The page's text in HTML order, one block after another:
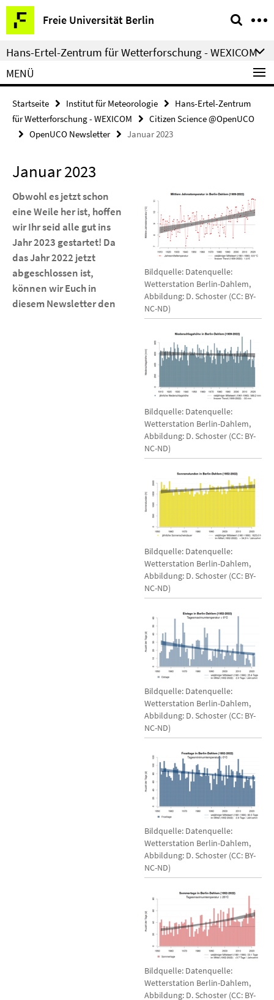
Springe
direkt
zu
Inhalt
Freie Universität Berlin
Service-
Navigation
Hans-Ertel-Zentrum für Wetterforschung - WEXICOM
MENÜ
Startseite Institut für Meteorologie
Hans-Ertel-Zentrum
für Wetterforschung - WEXICOM
Citizen Science @OpenUCO
OpenUCO Newsletter
Januar 2023
Januar 2023
Bildquelle: Datenquelle:
Wetterstation Berlin-Dahlem,
Abbildung: D. Schoster (CC: BY-
NC-ND)
Bildquelle: Datenquelle:
Wetterstation Berlin-Dahlem,
Abbildung: D. Schoster (CC: BY-
NC-ND)
Bildquelle: Datenquelle:
Wetterstation Berlin-Dahlem,
Abbildung: D. Schoster (CC: BY-
NC-ND)
Bildquelle: Datenquelle:
Wetterstation Berlin-Dahlem,
Abbildung: D. Schoster (CC: BY-
NC-ND)
Bildquelle: Datenquelle:
Wetterstation Berlin-Dahlem,
Abbildung: D. Schoster (CC: BY-
NC-ND)
Bildquelle: Datenquelle:
Wetterstation Berlin-Dahlem,
Abbildung: D. Schoster (CC: BY-
Obwohl es jetzt schon
eine Weile her ist, hoffen
wir Ihr seid alle gut ins
Jahr 2023 gestartet! Da
das Jahr 2022 jetzt
abgeschlossen ist,
können wir Euch in
diesem Newsletter den